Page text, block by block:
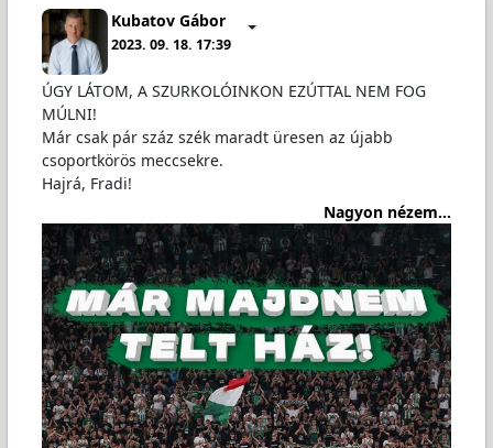
Kubatov Gábor
2023. 09. 18. 17:39
ÚGY LÁTOM, A SZURKOLÓINKON EZÚTTAL NEM FOG
MÚLNI!
Már csak pár száz szék maradt üresen az újabb
csoportkörös meccsekre.
Hajrá, Fradi!
Nagyon nézem...